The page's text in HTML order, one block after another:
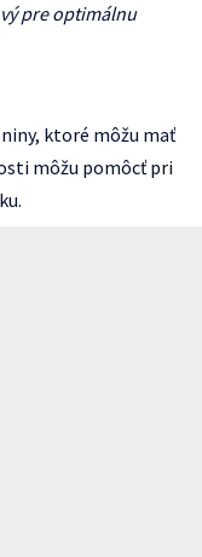
pre optimálnu
ktoré môžu mať
môžu pomôcť pri